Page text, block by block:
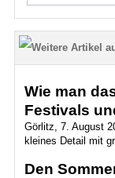
Wie man
Festivals
Görlitz, 7. August
kleines Detail mit
Den